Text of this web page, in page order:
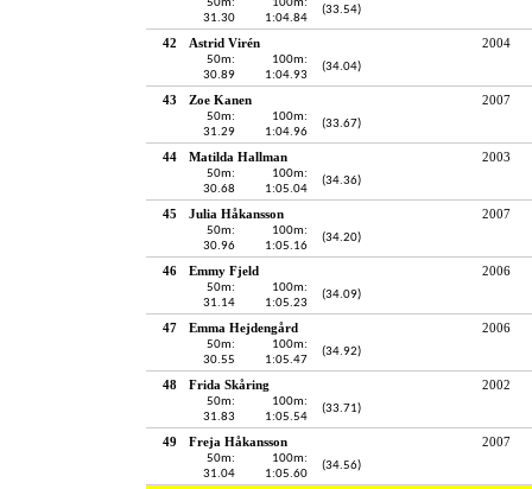
50m:
31.30
100m:
1:04.84
(33.54)
42 Astrid Virén 2004
50m:
30.89
100m:
1:04.93
(34.04)
43 Zoe Kanen 2007
50m:
31.29
100m:
1:04.96
(33.67)
44 Matilda Hallman 2003
50m:
30.68
100m:
1:05.04
(34.36)
45 Julia Håkansson 2007
50m:
30.96
100m:
1:05.16
(34.20)
46 Emmy Fjeld 2006
50m:
31.14
100m:
1:05.23
(34.09)
47 Emma Hejdengård 2006
50m:
30.55
100m:
1:05.47
(34.92)
48 Frida Skåring 2002
50m:
31.83
100m:
1:05.54
(33.71)
49 Freja Håkansson 2007
50m:
31.04
100m:
1:05.60
(34.56)